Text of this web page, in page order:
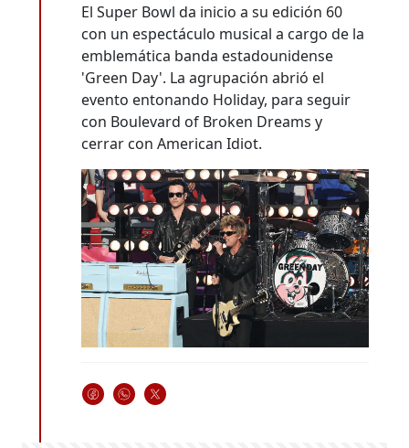
El Super Bowl da inicio a su edición 60
con un espectáculo musical a cargo de la
emblemática banda estadounidense
'Green Day'. La agrupación abrió el
evento entonando Holiday, para seguir
con Boulevard of Broken Dreams y
cerrar con American Idiot.